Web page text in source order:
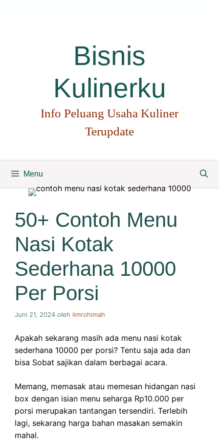
Bisnis
Kulinerku
Info Peluang Usaha Kuliner
Terupdate
Menu
50+ Contoh Menu
Nasi Kotak
Sederhana 10000
Per Porsi
Juni 21, 2024 oleh iimrohimah
Apakah sekarang masih ada menu nasi kotak
sederhana 10000 per porsi? Tentu saja ada dan
bisa Sobat sajikan dalam berbagai acara.
Memang, memasak atau memesan hidangan nasi
box dengan isian menu seharga Rp10.000 per
porsi merupakan tantangan tersendiri. Terlebih
lagi, sekarang harga bahan masakan semakin
mahal.